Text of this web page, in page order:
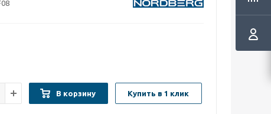
В корзину Купить в 1 клик